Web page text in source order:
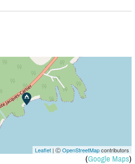
Leaflet | ⒸOpenStreetMapcontributors
(Google Maps)